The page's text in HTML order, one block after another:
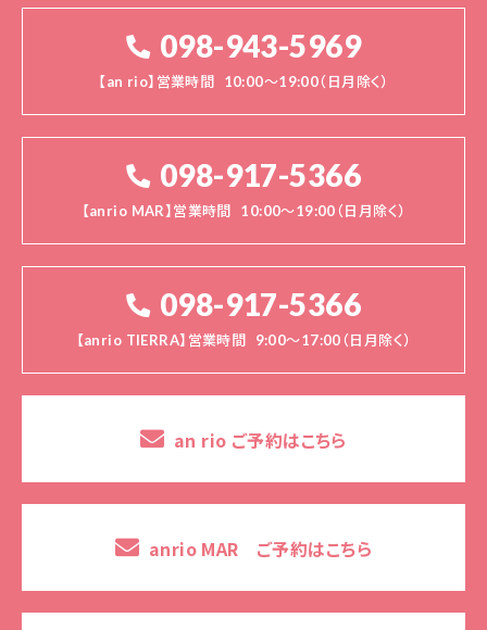
098-943-5969
【an rio】営業時間 10:00～19:00（日月除く）
098-917-5366
【anrio MAR】営業時間 10:00～19:00（日月除く）
098-917-5366
【anrio TIERRA】営業時間 9:00～17:00（日月除く）
an rio ご予約はこちら
anrio MAR ご予約はこちら